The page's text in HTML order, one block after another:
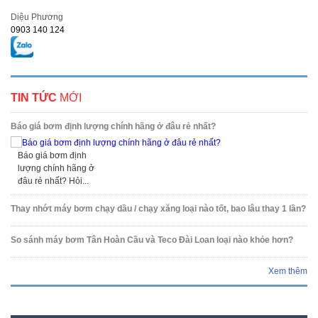
Diệu Phương
0903 140 124
TIN TỨC MỚI
Báo giá bơm định lượng chính hãng ở đâu rẻ nhất?
Báo giá bơm định
lượng chính hãng ở
đâu rẻ nhất? Hỏi...
Thay nhớt máy bơm chạy dầu / chạy xăng loại nào tốt, bao lâu thay 1 lần?
So sánh máy bơm Tân Hoàn Cầu và Teco Đài Loan loại nào khỏe hơn?
Xem thêm